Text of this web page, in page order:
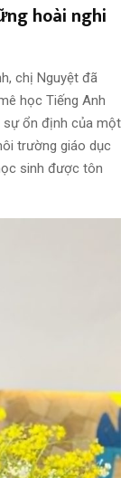
hoài nghi
chị Nguyệt đã
học Tiếng Anh
sự ổn định của một
trường giáo dục
sinh được tôn